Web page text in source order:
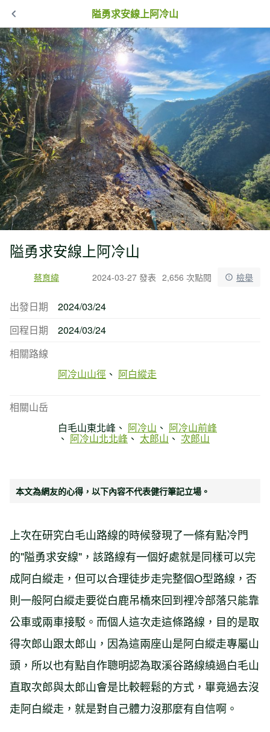
隘勇求安線上阿冷山
隘勇求安線上阿冷山
蔡育緯 2024-03-27 發表 2,656 次點閱 檢舉
出發日期
2024/03/24
回程日期
2024/03/24
相關路線
阿冷山山徑
阿白縱走
相關山岳
白毛山東北峰
阿冷山 阿冷山前峰
阿冷山北北峰 太郎山 次郎山
本文為網友的心得，以下內容不代表健行筆記立場。
上次在研究白毛山路線的時候發現了一條有點冷門
的"隘勇求安線"，該路線有一個好處就是同樣可以完
成阿白縱走，但可以合理徒步走完整個O型路線，否
則一般阿白縱走要從白鹿吊橋來回到裡冷部落只能靠
公車或兩車接駁。而個人這次走這條路線，目的是取
得次郎山跟太郎山，因為這兩座山是阿白縱走專屬山
頭，所以也有點自作聰明認為取溪谷路線繞過白毛山
直取次郎與太郎山會是比較輕鬆的方式，畢竟過去沒
走阿白縱走，就是對自己體力沒那麼有自信啊。